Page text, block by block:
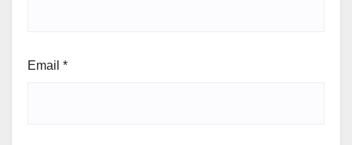
Email *